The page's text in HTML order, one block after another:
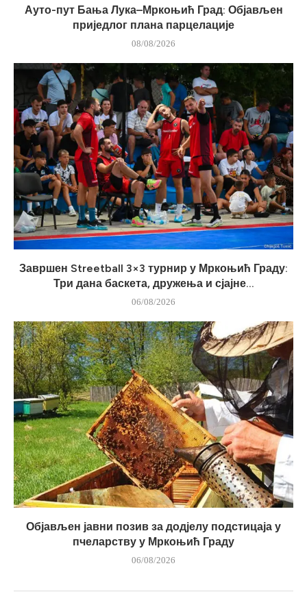
Ауто-пут Бања Лука–Мркоњић Град: Објављен
приједлог плана парцелације
08/08/2026
Завршен Streetball 3×3 турнир у Мркоњић Граду:
Три дана баскета, дружења и сјајне...
06/08/2026
Објављен јавни позив за додјелу подстицаја у
пчеларству у Мркоњић Граду
06/08/2026